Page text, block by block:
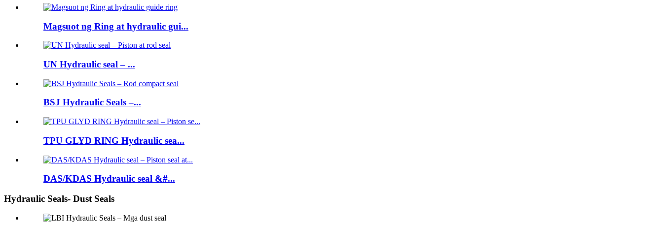
Magsuot ng Ring at hydraulic gui...
UN Hydraulic seal – ...
BSJ Hydraulic Seals –...
TPU GLYD RING Hydraulic sea...
DAS/KDAS Hydraulic seal &#...
Hydraulic Seals- Dust Seals